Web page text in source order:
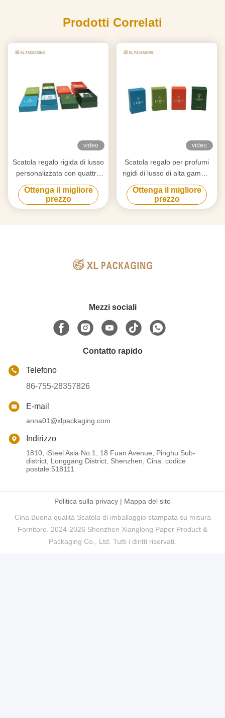
Prodotti Correlati
video
Scatola regalo rigida di lusso
personalizzata con quattro
colori Morandi opachi e
doppi inserti antiurto per
imballaggi di profumi
Ottenga il migliore
prezzo
video
Scatola regalo per profumi
rigidi di lusso di alta gamma
con EVA personalizzata,
inserimento Matt e stampa a
colori.
Ottenga il migliore
prezzo
Mezzi sociali
Contatto rapido
Telefono
86-755-28357826
E-mail
anna01@xlpackaging.com
Indirizzo
1810, iSteel Asia No.1, 18 Fuan Avenue, Pinghu Sub-
district, Longgang District, Shenzhen, Cina. codice
postale:518111
Politica sulla privacy | Mappa del sito
Cina Buona qualità Scatola di imballaggio stampata su misura
Fornitore. 2024-2026 Shenzhen Xianglong Paper Product &
Packaging Co., Ltd. Tutti i diritti riservati.